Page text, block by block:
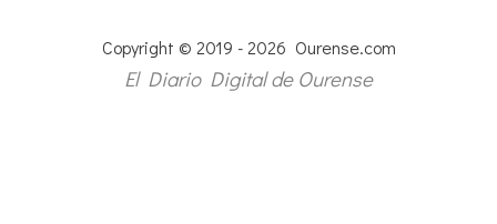
Copyright © 2019 - 2026 Ourense.com
El Diario Digital de Ourense